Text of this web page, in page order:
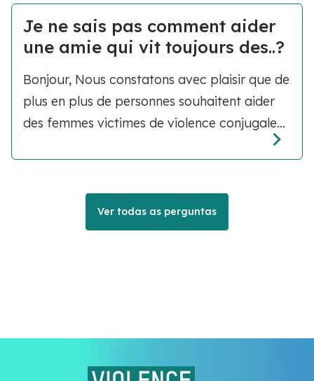
Je ne sais pas comment aider
une amie qui vit toujours des..?
Bonjour, Nous constatons avec plaisir que de
plus en plus de personnes souhaitent aider
des femmes victimes de violence conjugale...
Ver todas as perguntas